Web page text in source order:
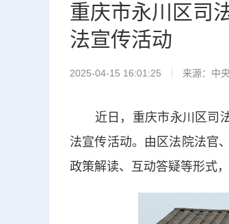
重庆市永川区司
法宣传活动
2025-04-15 16:01:25 来源：中
近日，重庆市永川区司法
法宣传活动。由区法院法官
政策解读、互动答疑等形式，